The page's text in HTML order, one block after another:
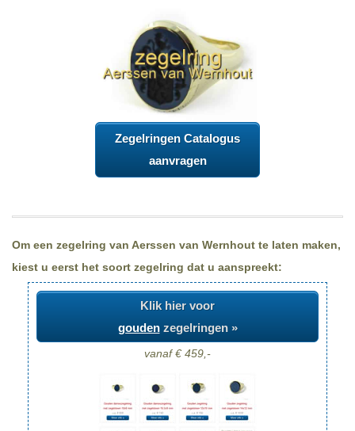
Zegelringen Catalogus
aanvragen
Om een zegelring van Aerssen van Wernhout te laten maken,
kiest u eerst het soort zegelring dat u aanspreekt:
Klik hier voor
goudenzegelringen »
vanaf € 459,-